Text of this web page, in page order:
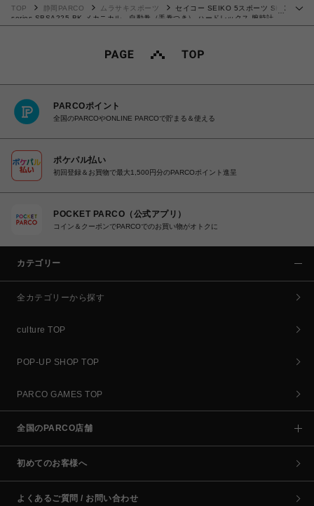
TOP 静岡PARCO ムラサキスポーツ
セイコー SEIKO 5スポーツ SKX
series SBSA225 BK メカニカル 自動巻（手巻つき） ハードレックス 腕時計
4954628465177 【送料無料 北海道/沖縄/離島を除く】
PARCOポイント
全国のPARCOやONLINE PARCOで貯まる＆使える
ポケパル払い
初回登録＆お買物で最大1,500円分のPARCOポイント進呈
POCKET PARCO（公式アプリ）
コイン＆クーポンでPARCOでのお買い物がオトクに
カテゴリー
全カテゴリーから探す
culture TOP
POP-UP SHOP TOP
PARCO GAMES TOP
全国のPARCO店舗
初めてのお客様へ
よくあるご質問 / お問い合わせ